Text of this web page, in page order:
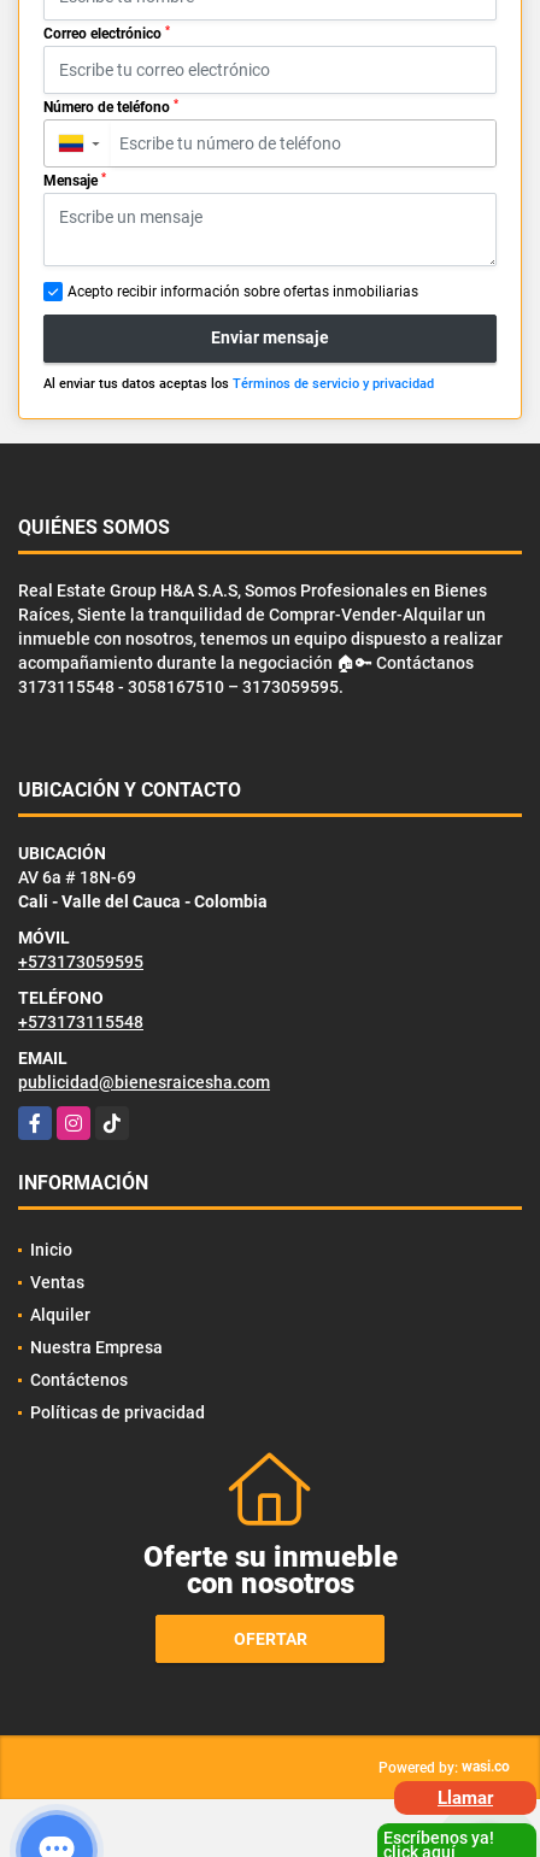
Correo electrónico *
Número de teléfono *
▼
Mensaje *
Acepto recibir información sobre ofertas inmobiliarias
Enviar mensaje
Al enviar tus datos aceptas los Términos de servicio y privacidad
QUIÉNES SOMOS
Real Estate Group H&A S.A.S, Somos Profesionales en Bienes
Raíces, Siente la tranquilidad de Comprar-Vender-Alquilar un
inmueble con nosotros, tenemos un equipo dispuesto a realizar
acompañamiento durante la negociación 🏠🔑 Contáctanos
3173115548 - 3058167510 – 3173059595.
UBICACIÓN Y CONTACTO
UBICACIÓN
AV 6a # 18N-69
Cali - Valle del Cauca - Colombia
MÓVIL
+573173059595
TELÉFONO
+573173115548
EMAIL
publicidad@bienesraicesha.com
FacebookInstagram
TikTok
INFORMACIÓN
Inicio
Ventas
Alquiler
Nuestra Empresa
Contáctenos
Políticas de privacidad
Oferte su inmueble
con nosotros
OFERTAR
Powered by: wasi.co
Escríbenos ya!
click aquí
Llamar